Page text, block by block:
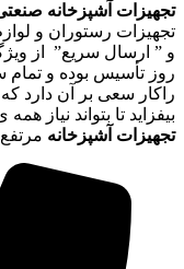
تجهیزات آشپزخانه
تجهیزات رستوران و
و ” ارسال سریع” از
روز تأسیس بوده و تمام
راکار سعی بر آن دارد
بیفزاید تا بتواند نیاز
تجهیزات آشپزخانه